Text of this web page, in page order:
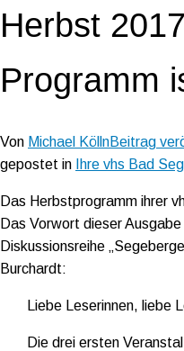
Herbst
Programm
Von Michael KöllnBeitrag
gepostet in
Ihre vhs Bad
Das Herbstprogramm ihrer
Das Vorwort dieser
Diskussionsreihe
Burchardt:
Liebe Leserinnen, liebe
Die drei ersten